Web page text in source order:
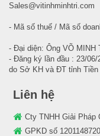
Sales@vitinhminhtri.com
- Mã số thuế / Mã số
- Đại diện: Ông VÕ MINH
- Đăng ký lần đầu : 23/06/
do Sở KH và ĐT tỉnh Tiền
Liên hệ
Cty TNHH Giải Pháp
GPKD số